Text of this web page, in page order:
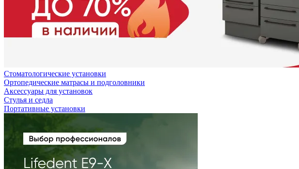
Стоматологические установки
Ортопедические матрасы и подголовники
Аксессуары для установок
Стулья и седла
Портативные установки